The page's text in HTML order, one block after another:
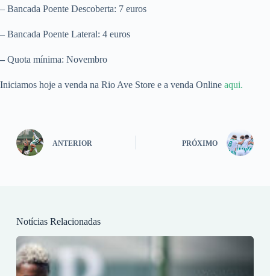
– Bancada Poente Descoberta: 7 euros
– Bancada Poente Lateral: 4 euros
– Quota mínima: Novembro
Iniciamos hoje a venda na Rio Ave Store e a venda Online aqui.
ANTERIOR PRÓXIMO
Notícias Relacionadas